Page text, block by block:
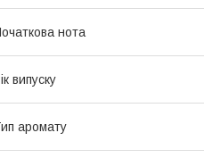
нота
випуску
аромату